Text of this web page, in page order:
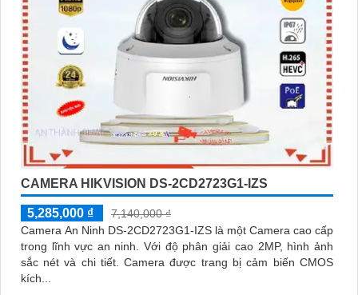
CAMERA HIKVISION DS-2CD2723G1-IZS
5,285,000 ₫
7,140,000 ₫
Camera An Ninh DS-2CD2723G1-IZS là một Camera cao cấp
trong lĩnh vực an ninh. Với độ phân giải cao 2MP, hình ảnh
sắc nét và chi tiết. Camera được trang bị cảm biến CMOS
kích...